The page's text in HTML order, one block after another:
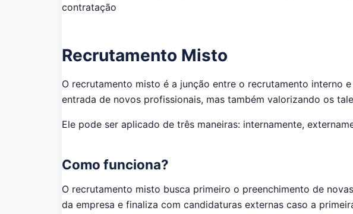
contratação
Recrutamento Misto
O recrutamento misto é a junção entre o recrutamento interno
entrada de novos profissionais, mas também valorizando os
Ele pode ser aplicado de três maneiras: internamente,
Como funciona?
O recrutamento misto busca primeiro o preenchimento de
da empresa e finaliza com candidaturas externas caso a